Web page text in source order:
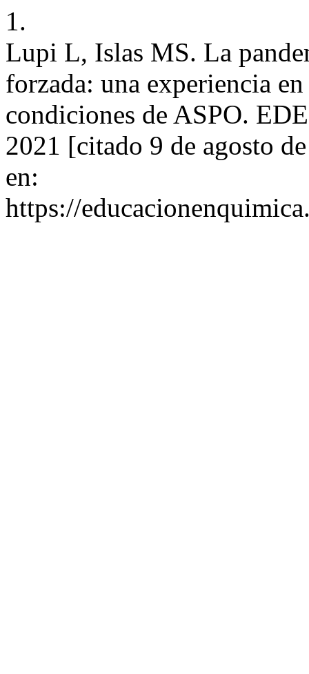
1.
Lupi L, Islas MS. La
forzada: una experiencia
condiciones de ASPO.
2021 [citado 9 de agosto
en:
https://